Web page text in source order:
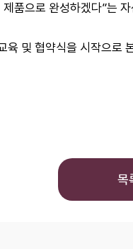
품으로 완성하겠다”는
및 협약식을 시작으로
목